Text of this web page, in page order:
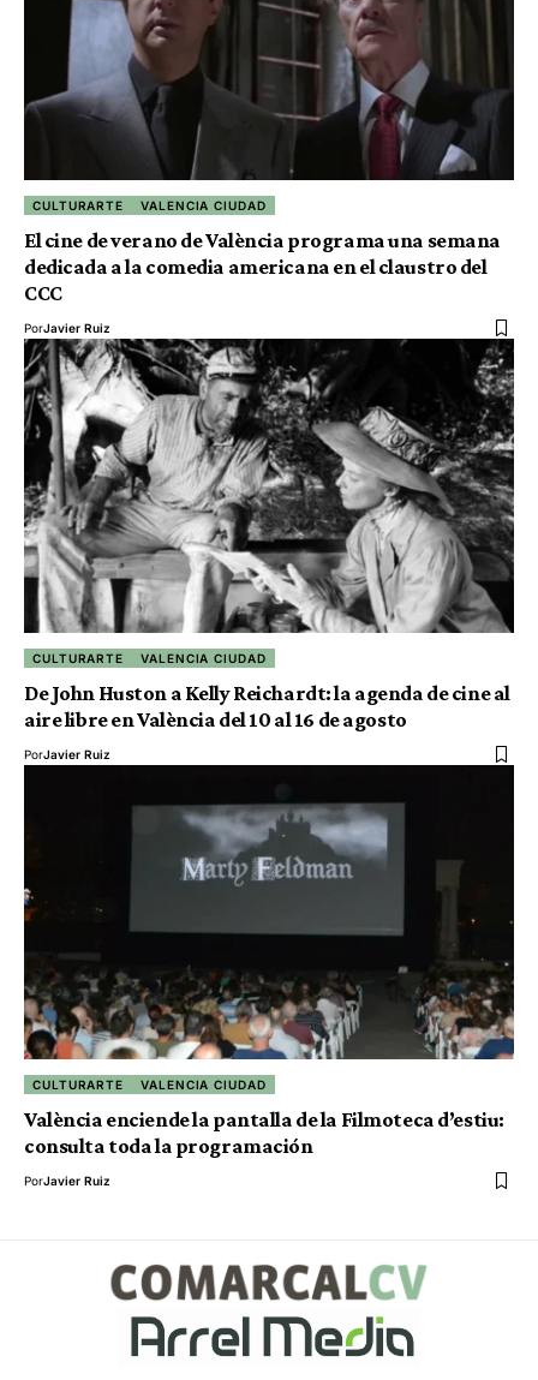
CULTURARTE VALENCIA CIUDAD
El cine de verano de València programa una semana
dedicada a la comedia americana en el claustro del
CCC
PorJavier Ruiz
CULTURARTE VALENCIA CIUDAD
De John Huston a Kelly Reichardt: la agenda de cine al
aire libre en València del 10 al 16 de agosto
PorJavier Ruiz
CULTURARTE VALENCIA CIUDAD
València enciende la pantalla de la Filmoteca d’estiu:
consulta toda la programación
PorJavier Ruiz